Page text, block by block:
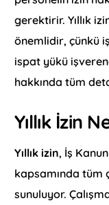
gerektirir. Yıllık
önemlidir, çünkü
ispat yükü
hakkında tüm
Yıllık İzin
Yıllık izin, İş
kapsamında tüm
sunuluyor.